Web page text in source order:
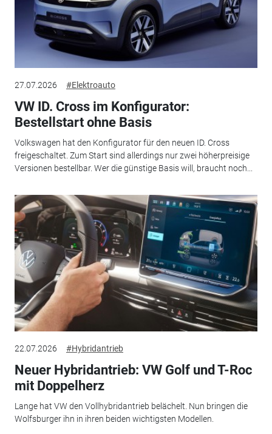
27.07.2026 #Elektroauto
VW ID. Cross im Konfigurator:
Bestellstart ohne Basis
Volkswagen hat den Konfigurator für den neuen ID. Cross
freigeschaltet. Zum Start sind allerdings nur zwei höherpreisige
Versionen bestellbar. Wer die günstige Basis will, braucht noch...
22.07.2026 #Hybridantrieb
Neuer Hybridantrieb: VW Golf und T-Roc
mit Doppelherz
Lange hat VW den Vollhybridantrieb belächelt. Nun bringen die
Wolfsburger ihn in ihren beiden wichtigsten Modellen.